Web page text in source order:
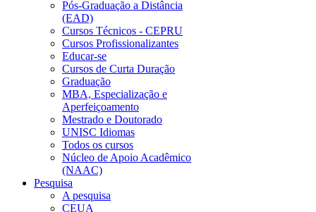
Pós-Graduação a Distância
(EAD)
Cursos Técnicos - CEPRU
Cursos Profissionalizantes
Educar-se
Cursos de Curta Duração
Graduação
MBA, Especialização e
Aperfeiçoamento
Mestrado e Doutorado
UNISC Idiomas
Todos os cursos
Núcleo de Apoio Acadêmico
(NAAC)
Pesquisa
A pesquisa
CEUA